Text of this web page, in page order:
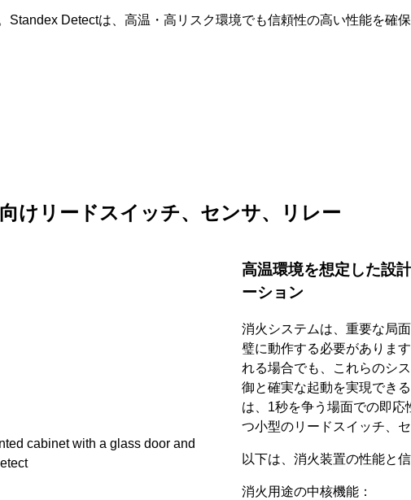
Detectは、高温・高リスク環境でも信頼性の高い性能を確
けリードスイッチ、センサ、リレー
高温環境を想定した設
ーション
消火システムは、重要な局
璧に動作する必要がありま
れる場合でも、これらのシ
御と確実な起動を実現でき
は、1秒を争う場面での即
つ小型のリードスイッチ、
以下は、消火装置の性能と
消火用途の中核機能：